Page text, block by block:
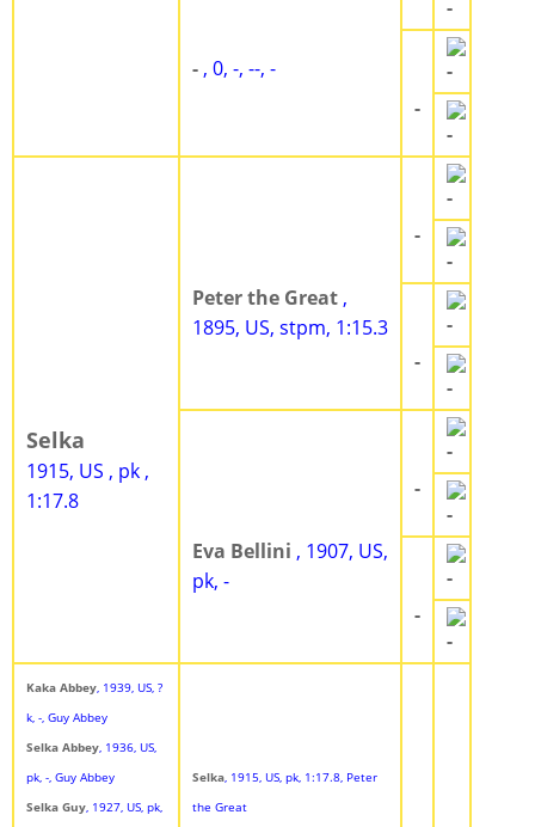
- , 0, -, --, -
-
-
-
-
Selka
1915, US , pk ,
1:17.8
Peter the Great ,
1895, US, stpm, 1:15.3
-
-
-
-
-
-
Eva Bellini , 1907, US,
pk, -
-
-
-
-
-
-
Kaka Abbey, 1939, US, ?
k, -, Guy Abbey
Selka Abbey, 1936, US,
pk, -, Guy Abbey
Selka Guy, 1927, US, pk,
Selka, 1915, US, pk, 1:17.8, Peter
the Great